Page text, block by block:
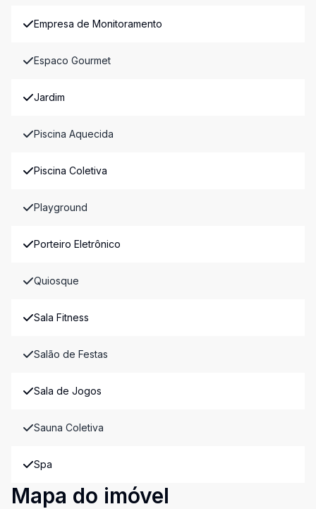
Empresa de Monitoramento
Espaco Gourmet
Jardim
Piscina Aquecida
Piscina Coletiva
Playground
Porteiro Eletrônico
Quiosque
Sala Fitness
Salão de Festas
Sala de Jogos
Sauna Coletiva
Spa
Mapa do imóvel